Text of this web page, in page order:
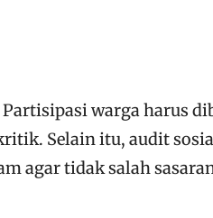
warga harus
Selain itu, audit
agar tidak salah